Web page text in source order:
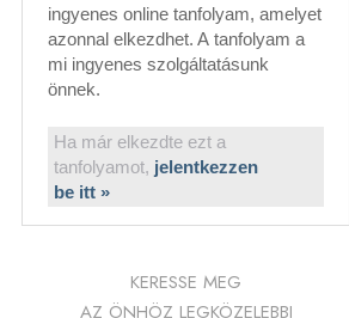
ingyenes online tanfolyam, amelyet
azonnal elkezdhet. A tanfolyam a
mi ingyenes szolgáltatásunk
önnek.
Ha már elkezdte ezt a
tanfolyamot, jelentkezzen
be itt »
KERESSE MEG
AZ ÖNHÖZ LEGKÖZELEBBI